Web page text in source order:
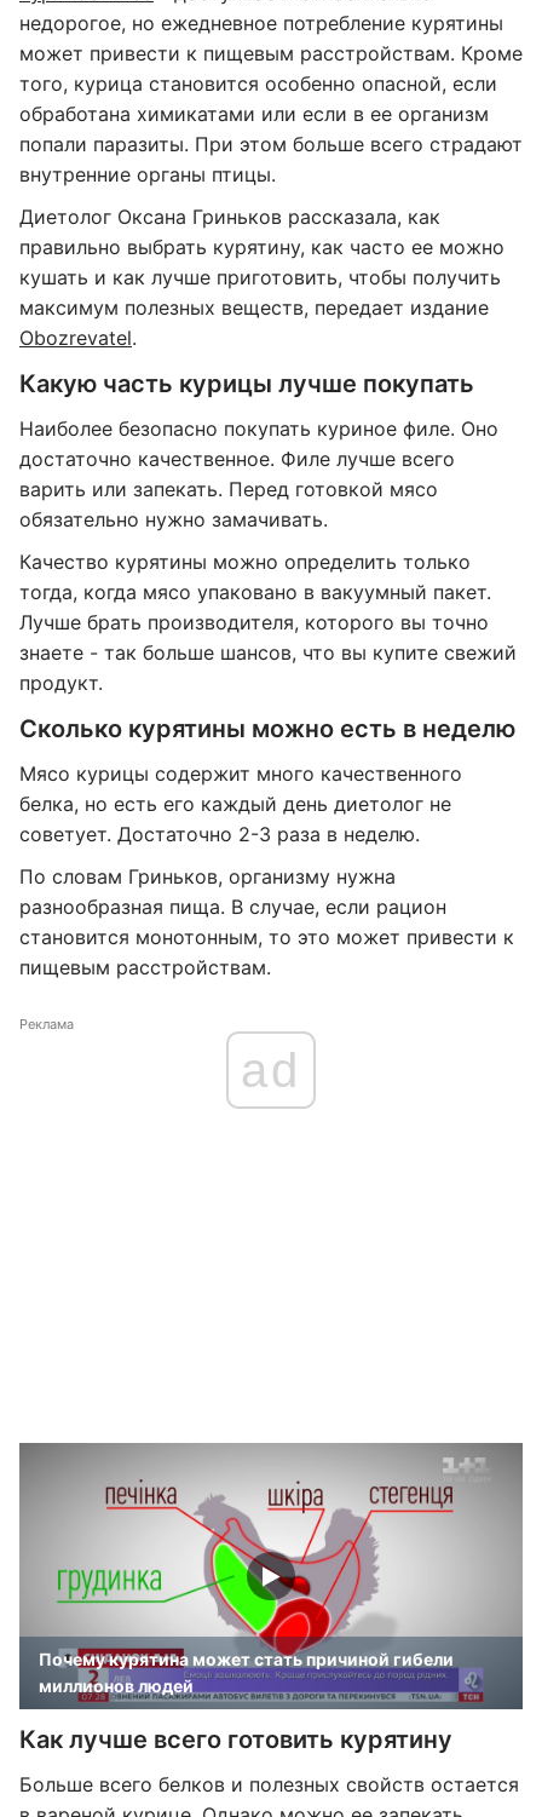
недорогое, но ежедневное потребление курятины
может привести к пищевым расстройствам. Кроме
того, курица становится особенно опасной, если
обработана химикатами или если в ее организм
попали паразиты. При этом больше всего страдают
внутренние органы птицы.
Диетолог Оксана Гриньков рассказала, как
правильно выбрать курятину, как часто ее можно
кушать и как лучше приготовить, чтобы получить
максимум полезных веществ, передает издание
Obozrevatel.
Какую часть курицы лучше покупать
Наиболее безопасно покупать куриное филе. Оно
достаточно качественное. Филе лучше всего
варить или запекать. Перед готовкой мясо
обязательно нужно замачивать.
Качество курятины можно определить только
тогда, когда мясо упаковано в вакуумный пакет.
Лучше брать производителя, которого вы точно
знаете - так больше шансов, что вы купите свежий
продукт.
Сколько курятины можно есть в неделю
Мясо курицы содержит много качественного
белка, но есть его каждый день диетолог не
советует. Достаточно 2-3 раза в неделю.
По словам Гриньков, организму нужна
разнообразная пища. В случае, если рацион
становится монотонным, то это может привести к
пищевым расстройствам.
Реклама
ad
Почему курятина может стать причиной гибели
миллионов людей
Как лучше всего готовить курятину
Больше всего белков и полезных свойств остается